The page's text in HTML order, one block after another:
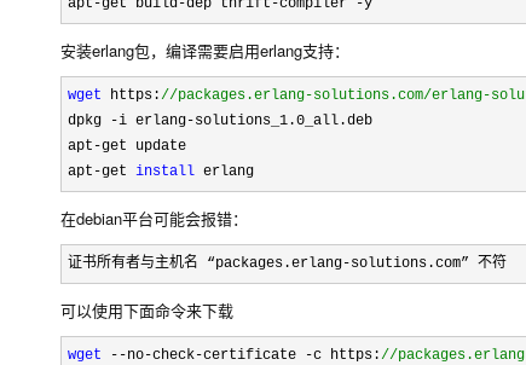
apt-get build-dep thrift-compiler -y
安装erlang包，编译需要启用erlang支持：
wget https://packages.erlang-solutions.com/erlang-
dpkg -i erlang-solutions_1.0_all.deb
apt -get update
apt -get install erlang
在debian平台可能会报错：
证书所有者与主机名 “packages.erlang-solutions.com” 不符
可以使用下面命令来下载
wget --no-check-certificate -c https://